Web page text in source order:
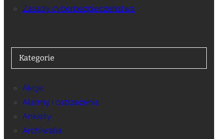
Zasady cyberbezpieczeństwa
Kategorie
Akcje
Alarmy i ostrzeżenia
Ankiety
Archiwalia